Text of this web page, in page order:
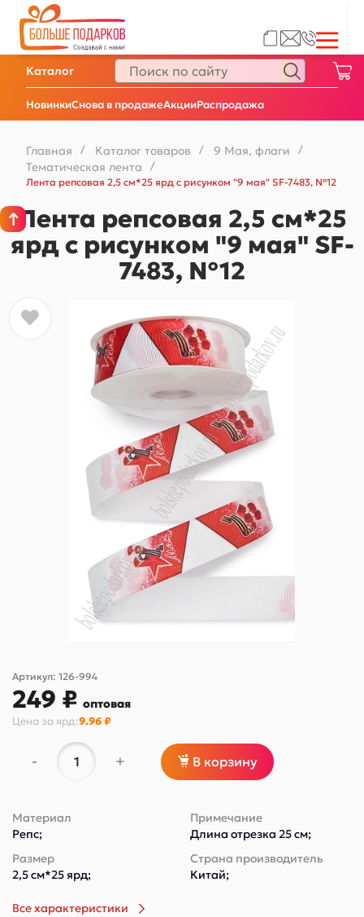
НовинкиСнова в продажеАкцииРаспродажа
Каталог
Главная / Каталог товаров / 9 Мая, флаги /
Тематическая лента
/
Лента репсовая 2,5 см*25 ярд с рисунком "9 мая" SF-7483, №12
Лента репсовая 2,5 см*25
ярд с рисунком "9 мая" SF-
7483, №12
Артикул: 126-994
249 ₽ оптовая
Цена за ярд:9.96 ₽
- + В корзину
Материал
Репс;
Примечание
Длина отрезка 25 см;
Размер
2,5 см*25 ярд;
Страна производитель
Китай;
Все характеристики